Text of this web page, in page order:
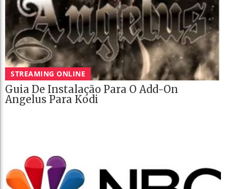
STREAMING ONLINE
Guia De Instalação Para O Add-On
Angelus Para Kodi